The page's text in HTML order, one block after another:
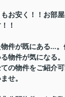
お安く！！お部
！
件が既にある...。
物件が気になる。
の物件をご紹介
せ。